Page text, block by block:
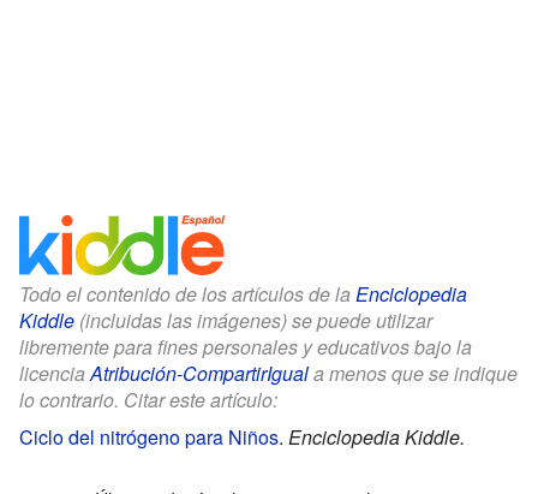
Todo el contenido de los artículos de la Enciclopedia
Kiddle (incluidas las imágenes) se puede utilizar
libremente para fines personales y educativos bajo la
licencia Atribución-CompartirIguala menos que se indique
lo contrario. Citar este artículo:
Ciclo del nitrógeno para Niños. Enciclopedia Kiddle.